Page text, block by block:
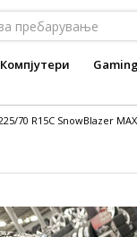
Компјутери
70 R15C SnowBlazer